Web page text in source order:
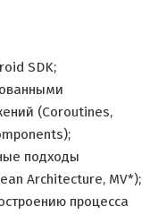
SDK;
(Coroutines,
подходы
Architecture, MV*);
процесса